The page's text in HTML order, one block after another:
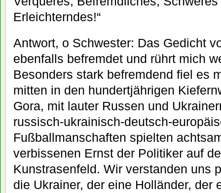
Erleichterndes!“
Antwort, o Schwester: Das Gedicht
ebenfalls befremdet und rührt mich
Besonders stark befremdend fiel es
mitten in den hundertjährigen
Gora, mit lauter Russen und
russisch-ukrainisch-deutsch-
Fußballmanschaften spielten
verbissenen Ernst der Politiker auf
Kunstrasenfeld. Wir verstanden uns
die Ukrainer, der eine Holländer, der